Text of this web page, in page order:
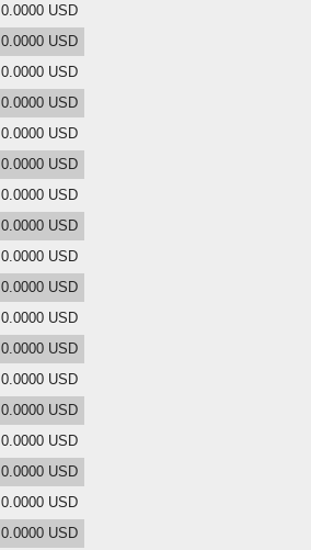
0.0000 USD
0.0000 USD
0.0000 USD
0.0000 USD
0.0000 USD
0.0000 USD
0.0000 USD
0.0000 USD
0.0000 USD
0.0000 USD
0.0000 USD
0.0000 USD
0.0000 USD
0.0000 USD
0.0000 USD
0.0000 USD
0.0000 USD
0.0000 USD